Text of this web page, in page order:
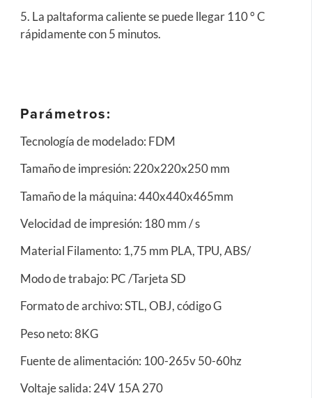
5. La paltaforma caliente se puede llegar 110 ° C
rápidamente con 5 minutos.
Parámetros:
Tecnología de modelado: FDM
Tamaño de impresión: 220x220x250 mm
Tamaño de la máquina: 440x440x465mm
Velocidad de impresión: 180 mm / s
Material Filamento: 1,75 mm PLA, TPU, ABS/
Modo de trabajo: PC /Tarjeta SD
Formato de archivo: STL, OBJ, código G
Peso neto: 8KG
Fuente de alimentación: 100-265v 50-60hz
Voltaje salida: 24V 15A 270